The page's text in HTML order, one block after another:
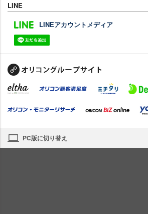
LINE
LINEアカウントメディア
PC版に切り替え